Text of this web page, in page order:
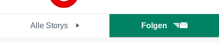
Alle Storys Folgen